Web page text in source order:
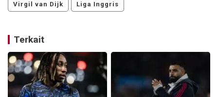
Virgil van Dijk Liga Inggris
Terkait